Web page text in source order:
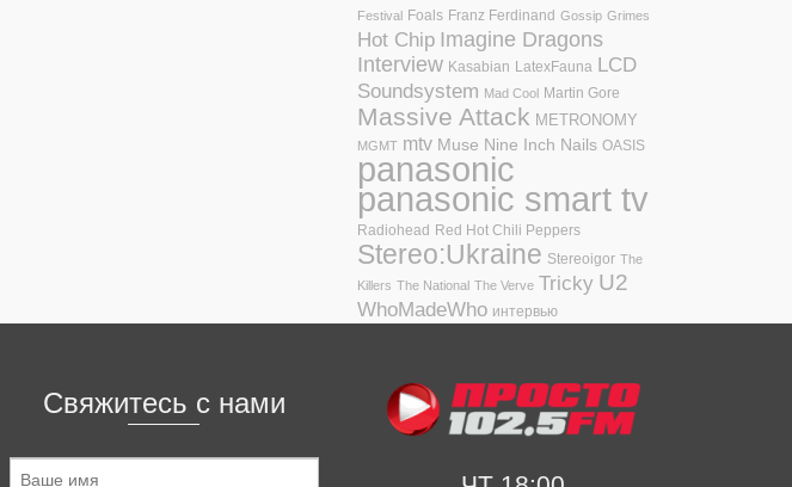
Festival Foals Franz Ferdinand Gossip Grimes
Hot Chip Imagine Dragons
Interview Kasabian LatexFauna LCD
Soundsystem Mad Cool Martin Gore
Massive Attack METRONOMY
MGMT mtv Muse Nine Inch Nails OASIS
panasonic
panasonic smart tv
Radiohead Red Hot Chili Peppers
Stereo:Ukraine Stereoigor The
Killers The National The Verve Tricky U2
WhoMadeWho интервью
Свяжитесь с нами